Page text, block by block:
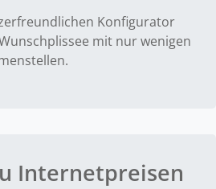
Konfigurator
mit nur wenigen
Internetpreisen